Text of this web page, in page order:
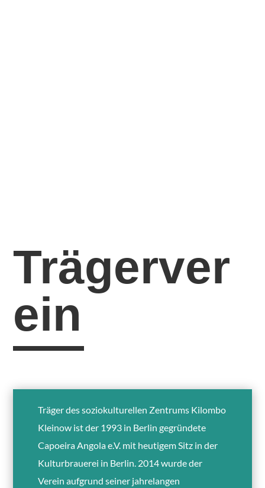
Trägerver
ein
Träger des soziokulturellen Zentrums Kilombo
Kleinow ist der 1993 in Berlin gegründete
Capoeira Angola e.V. mit heutigem Sitz in der
Kulturbrauerei in Berlin. 2014 wurde der
Verein aufgrund seiner jahrelangen